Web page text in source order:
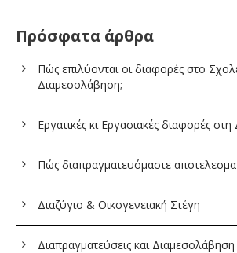
Πρόσφατα άρθρα
Πώς επιλύονται οι διαφορές στο
Διαμεσολάβηση;
Εργατικές κι Εργασιακές διαφορές
Πώς διαπραγματευόμαστε
Διαζύγιο & Οικογενειακή Στέγη
Διαπραγματεύσεις και Διαμεσολάβηση